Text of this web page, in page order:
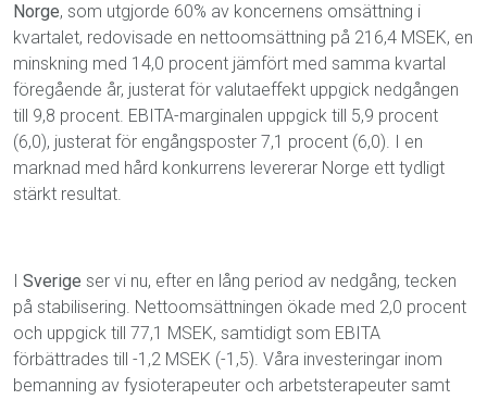
Norge, som utgjorde 60% av koncernens omsättning i
kvartalet, redovisade en nettoomsättning på 216,4 MSEK, en
minskning med 14,0 procent jämfört med samma kvartal
föregående år, justerat för valutaeffekt uppgick nedgången
till 9,8 procent. EBITA-marginalen uppgick till 5,9 procent
(6,0), justerat för engångsposter 7,1 procent (6,0). I en
marknad med hård konkurrens levererar Norge ett tydligt
stärkt resultat.
I Sverige ser vi nu, efter en lång period av nedgång, tecken
på stabilisering. Nettoomsättningen ökade med 2,0 procent
och uppgick till 77,1 MSEK, samtidigt som EBITA
förbättrades till -1,2 MSEK (-1,5). Våra investeringar inom
bemanning av fysioterapeuter och arbetsterapeuter samt